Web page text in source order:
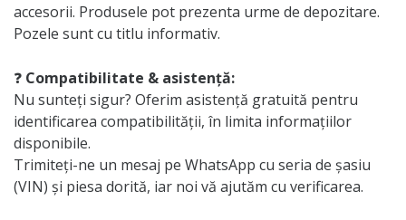
accesorii. Produsele pot prezenta urme de depozitare.
Pozele sunt cu titlu informativ.
❓ Compatibilitate & asistență:
Nu sunteți sigur? Oferim asistență gratuită pentru
identificarea compatibilității, în limita informațiilor
disponibile.
Trimiteți-ne un mesaj pe WhatsApp cu seria de șasiu
(VIN) și piesa dorită, iar noi vă ajutăm cu verificarea.